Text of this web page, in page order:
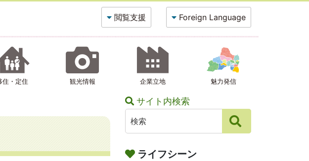
閲覧支援 Foreign Language
住・定住 観光情報 企業立地 魅力発信
サイト内検索
ライフシーン